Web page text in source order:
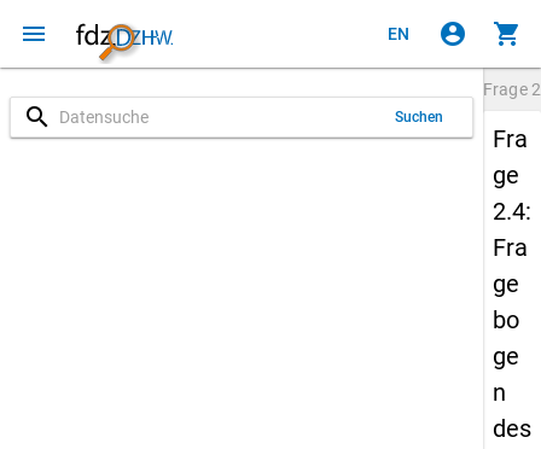
menu EN account_circle shopping_cart
search Suchen
Frage
Fra
ge
2.4:
Fra
ge
bo
ge
n
des